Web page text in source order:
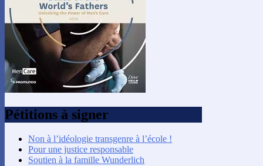
Pétitions à signer
Non à l’idéologie transgenre à l’école !
Pour une justice responsable
Soutien à la famille Wunderlich